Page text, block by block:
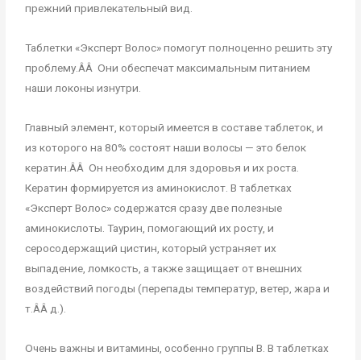
прежний привлекательный вид.
Таблетки «Эксперт Волос» помогут полноценно решить эту
проблему.ÂÂ Они обеспечат максимальным питанием
наши локоны изнутри.
Главный элемент, который имеется в составе таблеток, и
из которого на 80% состоят наши волосы — это белок
кератин.ÂÂ Он необходим для здоровья и их роста.
Кератин формируется из аминокислот. В таблетках
«Эксперт Волос» содержатся сразу две полезные
аминокислоты. Таурин, помогающий их росту, и
серосодержащий цистин, который устраняет их
выпадение, ломкость, а также защищает от внешних
воздействий погоды (перепады температур, ветер, жара и
т.ÂÂ д.).
Очень важны и витамины, особенно группы В. В таблетках